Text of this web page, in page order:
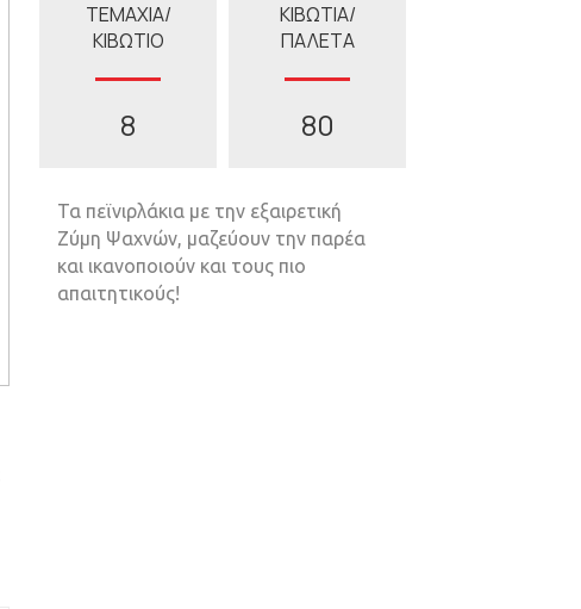
ΤΕΜΑΧΙΑ/
ΚΙΒΩΤΙΟ
8
ΚΙΒΩΤΙΑ/
ΠΑΛΕΤΑ
80
Τα πεϊνιρλάκια µε την εξαιρετική
Ζύµη Ψαχνών, µαζεύουν την παρέα
και ικανοποιούν και τους πιο
απαιτητικούς!